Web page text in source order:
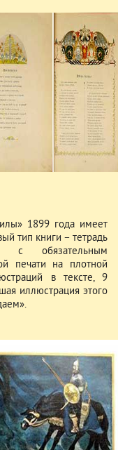
1899 года имеет
тип книги – тетрадь
с обязательным
печати на плотной
в тексте, 9
иллюстрация этого